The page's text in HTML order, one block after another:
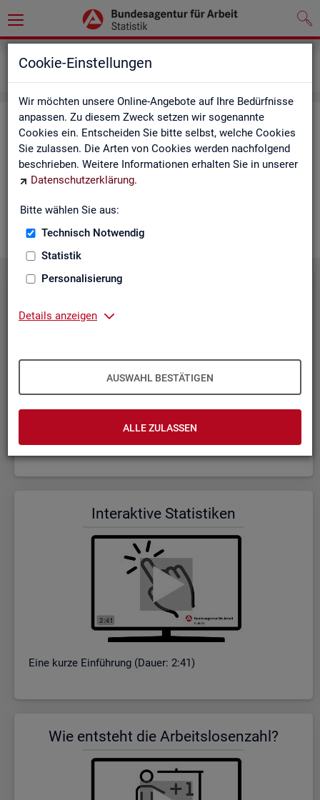
Cookie-Einstellungen
Wir möchten unsere Online-Angebote auf Ihre Bedürfnisse
anpassen. Zu diesem Zweck setzen wir sogenannte
Cookies ein. Entscheiden Sie bitte selbst, welche Cookies
Sie zulassen. Die Arten von Cookies werden nachfolgend
beschrieben. Weitere Informationen erhalten Sie in unserer
Datenschutzerklärung.
Bitte wählen Sie aus:
Technisch Notwendig
Statistik
Personalisierung
Details anzeigen
AUSWAHL BESTÄTIGEN
ALLE ZULASSEN
Me­dia­thek
In der Me­dia­thek fin­den Sie leicht ver­ständ­li­che Kurz­vi­de­os
zu zen­tra­len The­men der Sta­tis­tik der BA. Wir er­gän­zen unser
Vi­deo­an­ge­bot nach und nach. Wün­schen Sie sich ein Video
zu einem be­stimm­ten Thema? Dann kon­tak­tie­ren Sie
In­ter­ak­ti­ve Sta­tis­ti­ken
Eine kurze Ein­füh­rung (Dauer: 2:41)
Wie ent­steht die Ar­beits­lo­sen­zahl?